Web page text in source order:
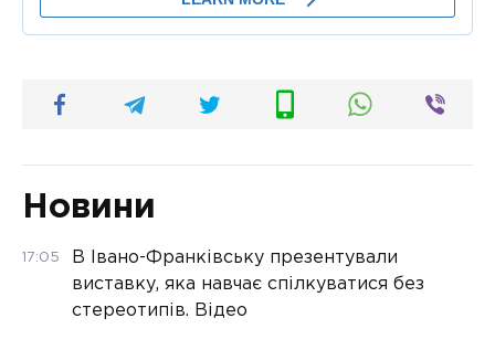
Новини
17:05
В Івано-Франківську презентували
виставку, яка навчає спілкуватися без
стереотипів. Відео